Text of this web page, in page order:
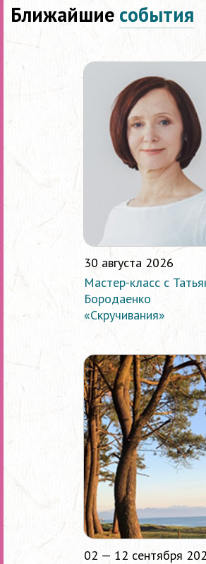
Ближайшие события
30 августа 2026
Мастер-класс с
Бородаенко
«Скручивания»
02 — 12 сентября